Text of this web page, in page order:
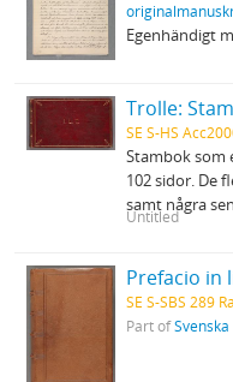
Egenhändigt
Trolle:
SE S-HS
Stambok som
102 sidor. De
samt några
Untitled
SE S-SBS 289
Part of